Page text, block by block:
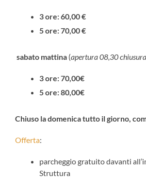
3 ore: 60,00 €
5 ore: 70,00 €
sabato mattina (apertura 08,30
3 ore: 70,00€
5 ore: 80,00€
Chiuso la domenica tutto il giorno,
Offerta:
parcheggio gratuito davanti
Struttura